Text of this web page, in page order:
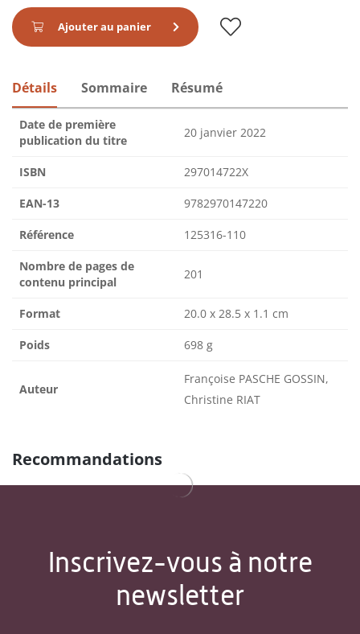
Ajouter au panier
Détails Sommaire Résumé
Date de première
publication du titre
20 janvier 2022
ISBN 297014722X
EAN-13 9782970147220
Référence 125316-110
Nombre de pages de
contenu principal
201
Format 20.0 x 28.5 x 1.1 cm
Poids 698 g
Auteur
Françoise PASCHE GOSSIN,
Christine RIAT
Recommandations
Inscrivez-vous à notre
newsletter